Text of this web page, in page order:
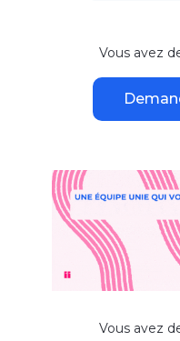
Vous avez
Vous avez